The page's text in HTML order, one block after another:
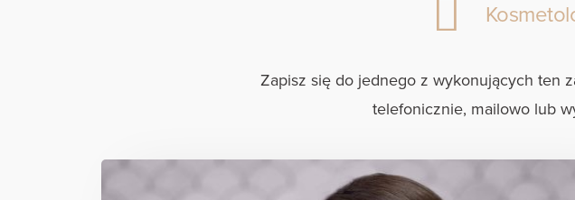
Zapisz się do jednego z wykonujących ten
telefonicznie, mailowo lub